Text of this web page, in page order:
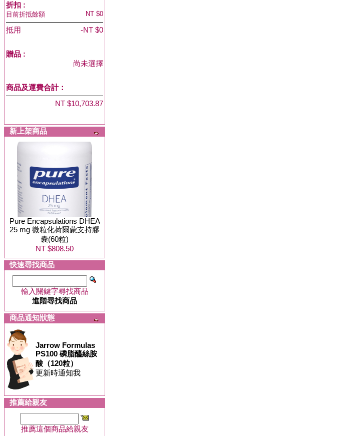
折扣 :
目前折抵餘額 NT $0
抵用 -NT $0
贈品 :
尚未選擇
商品及運費合計：
NT $10,703.87
新上架商品
Pure Encapsulations DHEA
25 mg 微粒化荷爾蒙支持膠
囊(60粒)
NT $808.50
快速尋找商品
輸入關鍵字尋找商品
進階尋找商品
商品通知狀態
Jarrow Formulas
PS100 磷脂醯絲胺
酸（120粒）
更新時通知我
推薦給親友
推薦這個商品給親友